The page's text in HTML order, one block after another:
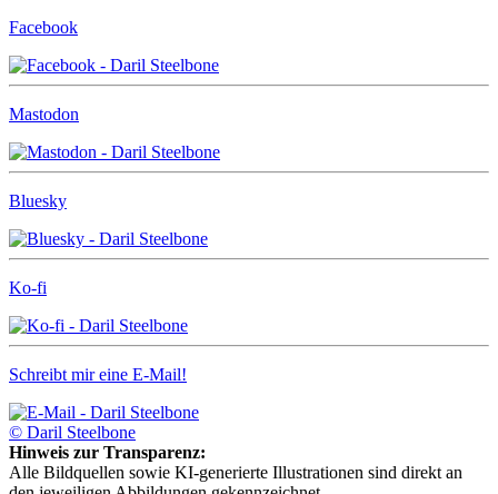
Facebook
Mastodon
Bluesky
Ko-fi
Schreibt mir eine E-Mail!
© Daril Steelbone
Hinweis zur Transparenz:
Alle Bildquellen sowie KI-generierte Illustrationen sind direkt an